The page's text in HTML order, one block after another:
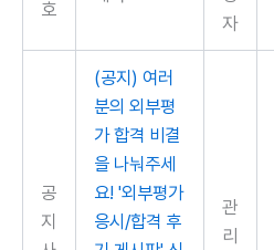
호
자
공
지
(공지) 여러
분의 외부평
가 합격 비결
을 나눠주세
요! '외부평가
응시/합격 후
관
리